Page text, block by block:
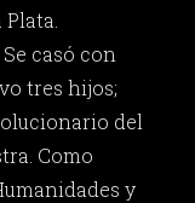
casó con
tres hijos;
del
Como
y